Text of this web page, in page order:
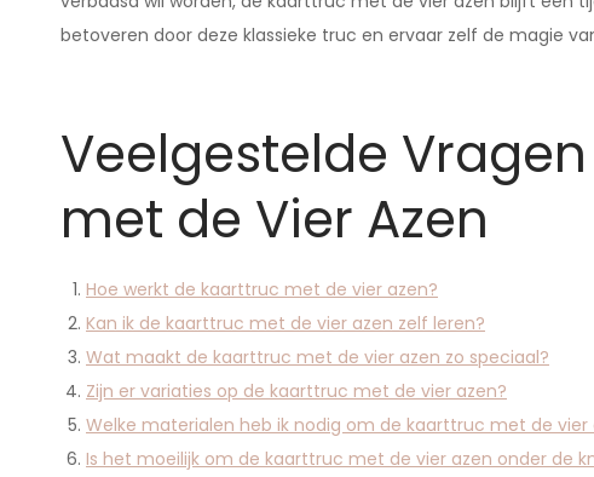
betoveren door deze klassieke truc en ervaar zelf de magie
Veelgestelde
met de Vier Azen
Hoe werkt de kaarttruc met de vier azen?
Kan ik de kaarttruc met de vier azen zelf leren?
Wat maakt de kaarttruc met de vier azen zo speciaal?
Zijn er variaties op de kaarttruc met de vier azen?
Welke materialen heb ik nodig om de kaarttruc met de vier
Is het moeilijk om de kaarttruc met de vier azen onder de